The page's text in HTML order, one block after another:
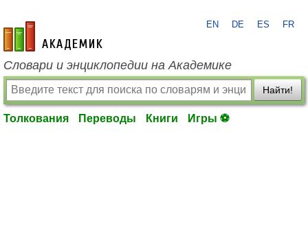
academic.ru
EN DE ES FR
Словари и энциклопедии на Академике
Найти!
Толкования Переводы Книги Игры ⚽